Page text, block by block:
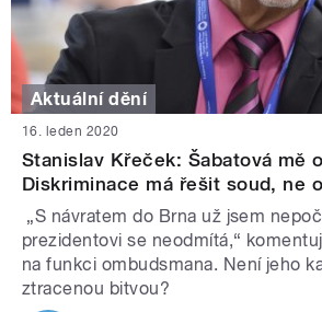
Aktuální dění
16. leden 2020
Stanislav Křeček: Šabatová mě
Diskriminace má řešit soud, ne
„S návratem do Brna už jsem
prezidentovi se neodmítá,“
na funkci ombudsmana. Není jeho
ztracenou bitvou?